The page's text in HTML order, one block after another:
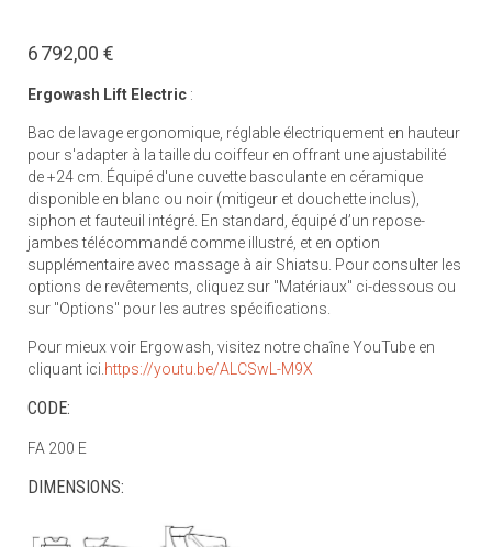
6 792,00 €
Ergowash Lift Electric :
Bac de lavage ergonomique, réglable électriquement en hauteur
pour s'adapter à la taille du coiffeur en offrant une ajustabilité
de +24 cm. Équipé d'une cuvette basculante en céramique
disponible en blanc ou noir (mitigeur et douchette inclus),
siphon et fauteuil intégré. En standard, équipé d’un repose-
jambes télécommandé comme illustré, et en option
supplémentaire avec massage à air Shiatsu. Pour consulter les
options de revêtements, cliquez sur "Matériaux" ci-dessous ou
sur "Options" pour les autres spécifications.
Pour mieux voir Ergowash, visitez notre chaîne YouTube en
cliquant ici. https://youtu.be/ALCSwL-M9X
CODE:
FA 200 E
DIMENSIONS: